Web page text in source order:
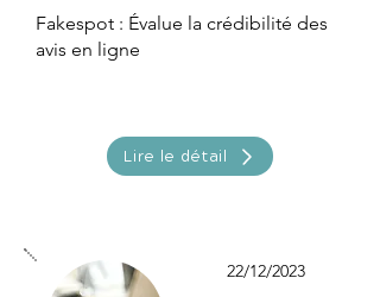
Fakespot : Évalue la crédibilité des
avis en ligne
Lire le détail
22/12/2023